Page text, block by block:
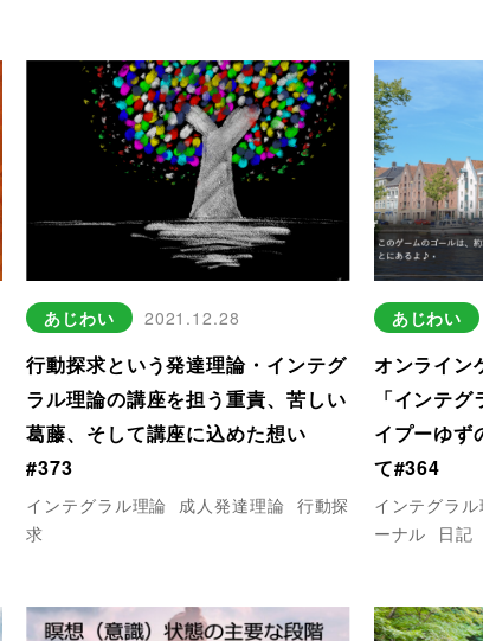
あじわい 2021.12.28
行動探求という発達理論・インテグ
ラル理論の講座を担う重責、苦しい
葛藤、そして講座に込めた想い
#373
インテグラル理論 成人発達理論 行動探
求
あじわい
オンライン
「インテ
イプーゆず
て#364
インテグラ
ーナル
日記